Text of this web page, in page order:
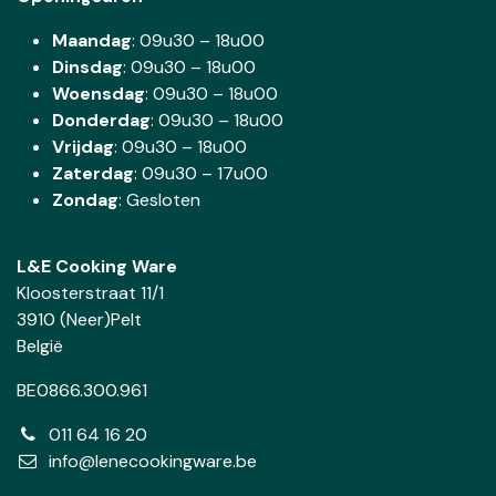
Maandag: 09u30 – 18u00
Dinsdag: 09u30 – 18u00
Woensdag: 09u30 – 18u00
Donderdag: 09u30 – 18u00
Vrijdag: 09u30 – 18u00
Zaterdag: 09u30 – 17u00
Zondag: Gesloten
L&E Cooking Ware
Kloosterstraat 11/1
3910 (Neer)Pelt
België
BE0866.300.961
011 64 16 20
info@lenecookingware.be